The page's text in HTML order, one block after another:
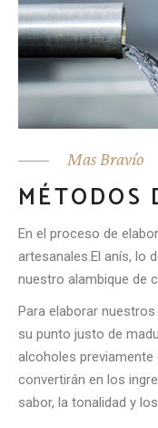
Mas Bravío
MÉTODOS
En el proceso de
artesanales.El anís, lo
nuestro alambique de
Para elaborar
su punto justo de
alcoholes previamente
convertirán en los
sabor, la tonalidad y